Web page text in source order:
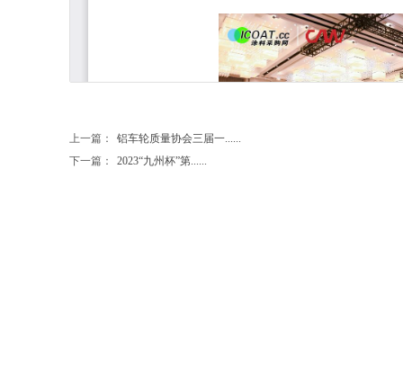
上一篇：
铝车轮质量协会三届一......
下一篇：
2023“九州杯”第......